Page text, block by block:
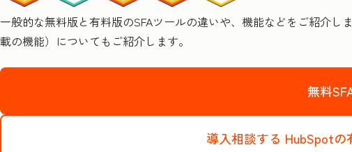
一般的な無料版と有料版のSFAツールの違いや、機能などをご紹介
載の機能）についてもご紹介します。
無料
導入相談する HubSpotの